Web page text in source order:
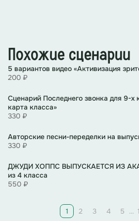
В:А что на кону?
ничего.
В1
подарить нашей
руководительнице счастье!
талисман.
Мы обыскали все
поисках самого лучшего
Похожие сценарии
5 вариантов видео «Активизация
200 ₽
Cценарий Последнего звонка для 9-х
карта класса»
330 ₽
Авторские песни-переделки на
330 ₽
Нет фото
ДЖУДИ ХОППС ВЫПУСКАЕТСЯ ИЗ
из 4 класса
550 ₽
1 2 3 4 5 …